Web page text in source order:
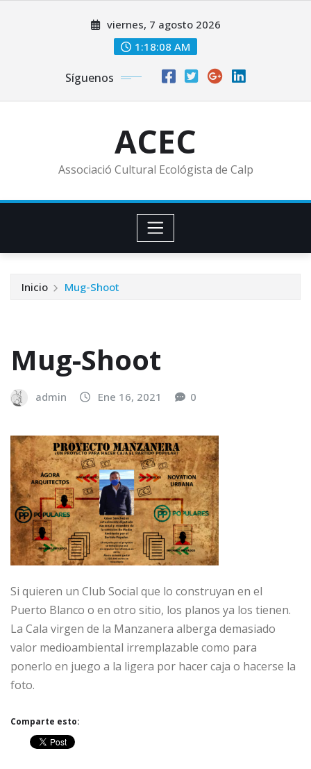
viernes, 7 agosto 2026
1:18:10 AM
Síguenos
ACEC
Associació Cultural Ecológista de Calp
Inicio Mug-Shoot
Mug-Shoot
admin Ene 16, 2021 0
Si quieren un Club Social que lo construyan en el
Puerto Blanco o en otro sitio, los planos ya los tienen.
La Cala virgen de la Manzanera alberga demasiado
valor medioambiental irremplazable como para
ponerlo en juego a la ligera por hacer caja o hacerse la
foto.
Comparte esto: